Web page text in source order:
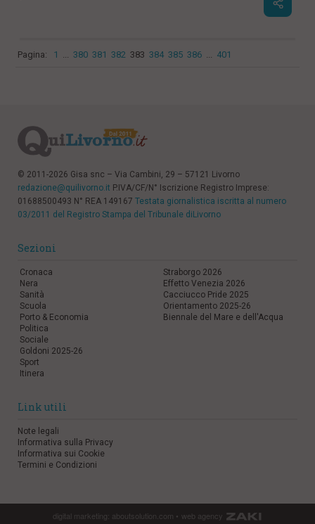
Pagina: 1 ... 380 381 382 383 384 385 386 ... 401
© 2011-2026 Gisa snc – Via Cambini, 29 – 57121 Livorno
redazione@quilivorno.it P.IVA/CF/N° Iscrizione Registro Imprese:
01688500493 N° REA 149167 Testata giornalistica iscritta al numero
03/2011 del Registro Stampa del Tribunale diLivorno
Sezioni
Cronaca
Nera
Sanità
Scuola
Porto & Economia
Politica
Sociale
Goldoni 2025-26
Sport
Itinera
Straborgo 2026
Effetto Venezia 2026
Cacciucco Pride 2025
Orientamento 2025-26
Biennale del Mare e dell'Acqua
Link utili
Note legali
Informativa sulla Privacy
Informativa sui Cookie
Termini e Condizioni
digital marketing: aboutsolution.com •web agency